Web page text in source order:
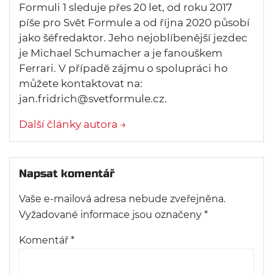
Formuli 1 sleduje přes 20 let, od roku 2017
píše pro Svět Formule a od října 2020 působí
jako šéfredaktor. Jeho nejoblíbenější jezdec
je Michael Schumacher a je fanouškem
Ferrari. V případě zájmu o spolupráci ho
můžete kontaktovat na:
jan.fridrich@svetformule.cz.
Další články autora →
Napsat komentář
Vaše e-mailová adresa nebude zveřejněna.
Vyžadované informace jsou označeny *
Komentář *